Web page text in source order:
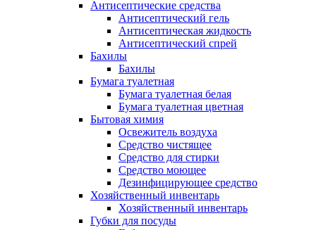
Антисептические средства
Антисептический гель
Антисептическая жидкость
Антисептический спрей
Бахилы
Бахилы
Бумага туалетная
Бумага туалетная белая
Бумага туалетная цветная
Бытовая химия
Освежитель воздуха
Средство чистящее
Средство для стирки
Средство моющее
Дезинфицирующее средство
Хозяйственный инвентарь
Хозяйственный инвентарь
Губки для посуды